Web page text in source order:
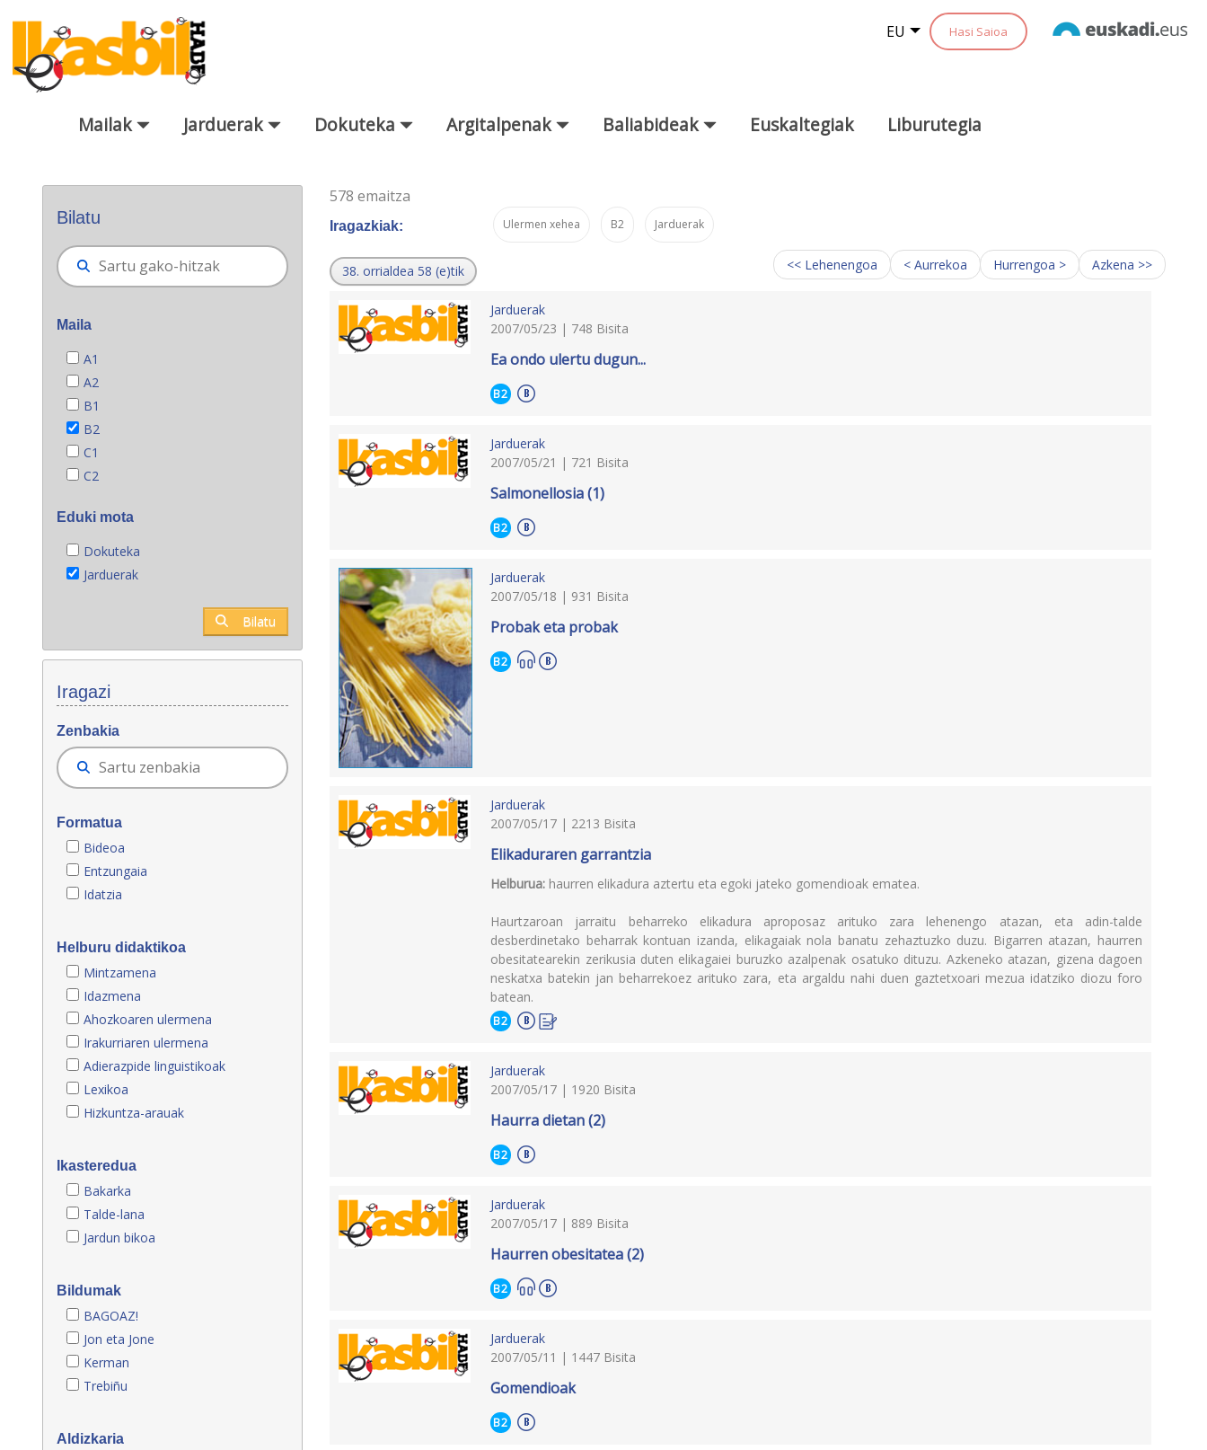
Eduki nagusira joan
EU Hasi Saioa
Mailak Jarduerak Dokuteka Argitalpenak Baliabideak Euskaltegiak Liburutegia
Bilatu
Maila
A1
A2
B1
B2
C1
C2
Eduki mota
Dokuteka
Jarduerak
Bilatu
Iragazi
Zenbakia
Formatua
Bideoa
Entzungaia
Idatzia
Helburu didaktikoa
Mintzamena
Idazmena
Ahozkoaren ulermena
Irakurriaren ulermena
Adierazpide linguistikoak
Lexikoa
Hizkuntza-arauak
Ikasteredua
Bakarka
Talde-lana
Jardun bikoa
Bildumak
BAGOAZ!
Jon eta Jone
Kerman
Trebiñu
Aldizkaria
578 emaitza
Iragazkiak: Ulermen xehea B2 Jarduerak
38. orrialdea 58 (e)tik << Lehenengoa < Aurrekoa Hurrengoa > Azkena >>
Jarduerak
2007/05/23 | 748 Bisita
Ea ondo ulertu dugun...
B2
Jarduerak
2007/05/21 | 721 Bisita
Salmonellosia (1)
B2
Jarduerak
2007/05/18 | 931 Bisita
Probak eta probak
B2
Jarduerak
2007/05/17 | 2213 Bisita
Elikaduraren garrantzia
Helburua: haurren elikadura aztertu eta egoki jateko gomendioak ematea.
Haurtzaroan jarraitu beharreko elikadura aproposaz arituko zara lehenengo atazan, eta adin-talde
desberdinetako beharrak kontuan izanda, elikagaiak nola banatu zehaztuzko duzu. Bigarren atazan, haurren
obesitatearekin zerikusia duten elikagaiei buruzko azalpenak osatuko dituzu. Azkeneko atazan, gizena dagoen
neskatxa batekin jan beharrekoez arituko zara, eta argaldu nahi duen gaztetxoari mezua idatziko diozu foro
batean.
B2
Jarduerak
2007/05/17 | 1920 Bisita
Haurra dietan (2)
B2
Jarduerak
2007/05/17 | 889 Bisita
Haurren obesitatea (2)
B2
Jarduerak
2007/05/11 | 1447 Bisita
Gomendioak
B2